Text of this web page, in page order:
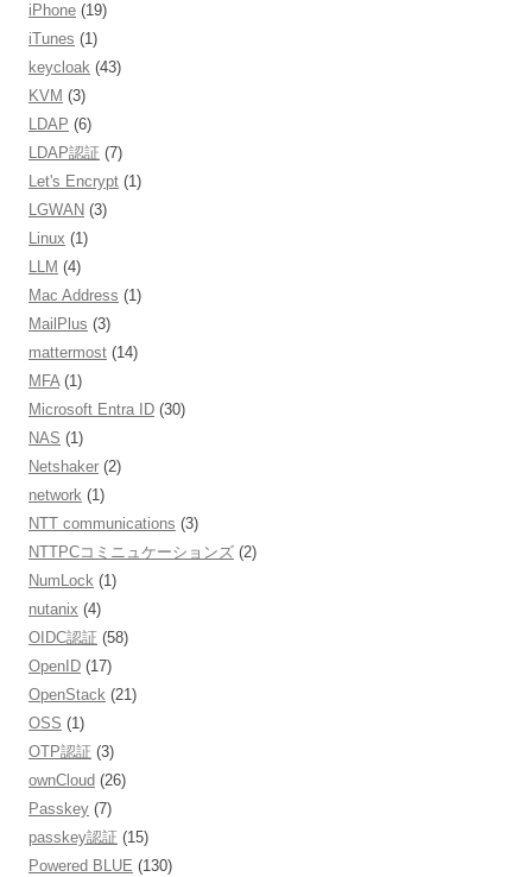
iPhone (19)
iTunes (1)
keycloak (43)
KVM (3)
LDAP (6)
LDAP認証 (7)
Let's Encrypt (1)
LGWAN (3)
Linux (1)
LLM (4)
Mac Address (1)
MailPlus (3)
mattermost (14)
MFA (1)
Microsoft Entra ID (30)
NAS (1)
Netshaker (2)
network (1)
NTT communications (3)
NTTPCコミニュケーションズ (2)
NumLock (1)
nutanix (4)
OIDC認証 (58)
OpenID (17)
OpenStack (21)
OSS (1)
OTP認証 (3)
ownCloud (26)
Passkey (7)
passkey認証 (15)
Powered BLUE (130)